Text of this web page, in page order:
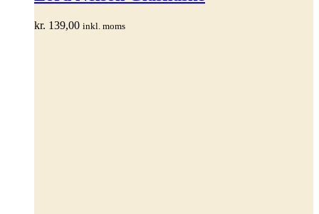
flere
Mulighederne
kr. 139,00 inkl. moms